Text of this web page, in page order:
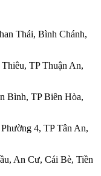
Thái, Bình Chánh,
TP Thuận An,
Bình, TP Biên Hòa,
4, TP Tân An,
An Cư, Cái Bè, Tiền